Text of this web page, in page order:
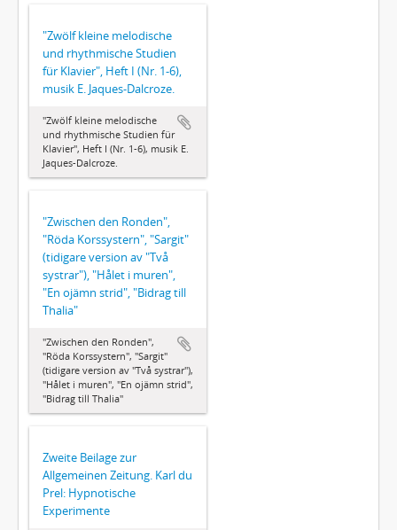
"Zwölf kleine melodische
und rhythmische Studien
für Klavier", Heft I (Nr. 1-6),
musik E. Jaques-Dalcroze.
"Zwölf kleine melodische
und rhythmische Studien für
Klavier", Heft I (Nr. 1-6), musik E.
Jaques-Dalcroze.
"Zwischen den Ronden",
"Röda Korssystern", "Sargit"
(tidigare version av "Två
systrar"), "Hålet i muren",
"En ojämn strid", "Bidrag till
Thalia"
"Zwischen den Ronden",
"Röda Korssystern", "Sargit"
(tidigare version av "Två systrar"),
"Hålet i muren", "En ojämn strid",
"Bidrag till Thalia"
Zweite Beilage zur
Allgemeinen Zeitung. Karl du
Prel: Hypnotische
Experimente